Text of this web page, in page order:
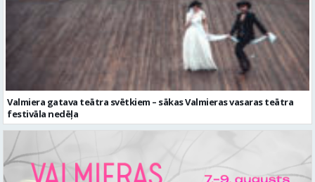
Valmiera gatava teātra svētkiem – sākas Valmieras vasaras teātra
festivāla nedēļa